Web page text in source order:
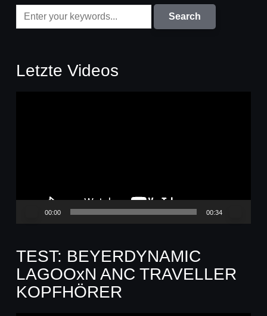
Letzte Videos
00:00 00:34
TEST: BEYERDYNAMIC
LAGOOxN ANC TRAVELLER
KOPFHÖRER